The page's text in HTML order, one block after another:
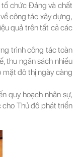
tổ chức Đảng và chất
công tác xây dựng,
quả trên tất cả các
trình công tác toàn
thu ngân sách nhiều
đô thị ngày càng
quy hoạch nhân sự,
Thủ đô phát triển